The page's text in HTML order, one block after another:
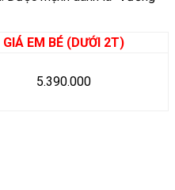
GIÁ EM BÉ (DƯỚI 2T)
5.390.000